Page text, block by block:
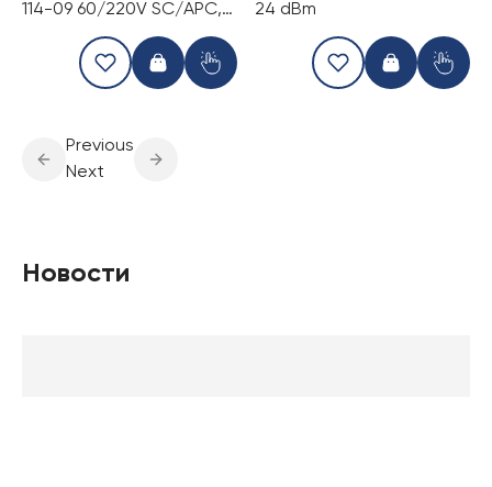
114-09 60/220V SC/APC,
24 dBm
Previous
Next
Новости